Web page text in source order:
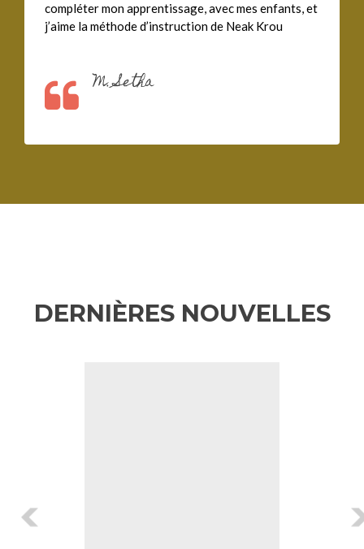
compléter mon apprentissage, avec mes enfants, et
j’aime la méthode d’instruction de Neak Krou
M. Setha
DERNIÈRES NOUVELLES